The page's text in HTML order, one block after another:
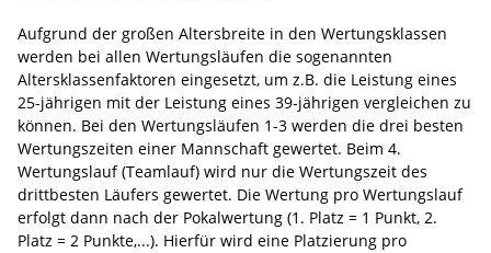
Aufgrund der großen Altersbreite in den Wertungsklassen
werden bei allen Wertungsläufen die sogenannten
Altersklassenfaktoren eingesetzt, um z.B. die Leistung eines
25-jährigen mit der Leistung eines 39-jährigen vergleichen zu
können. Bei den Wertungsläufen 1-3 werden die drei besten
Wertungszeiten einer Mannschaft gewertet. Beim 4.
Wertungslauf (Teamlauf) wird nur die Wertungszeit des
drittbesten Läufers gewertet. Die Wertung pro Wertungslauf
erfolgt dann nach der Pokalwertung (1. Platz = 1 Punkt, 2.
Platz = 2 Punkte,...). Hierfür wird eine Platzierung pro